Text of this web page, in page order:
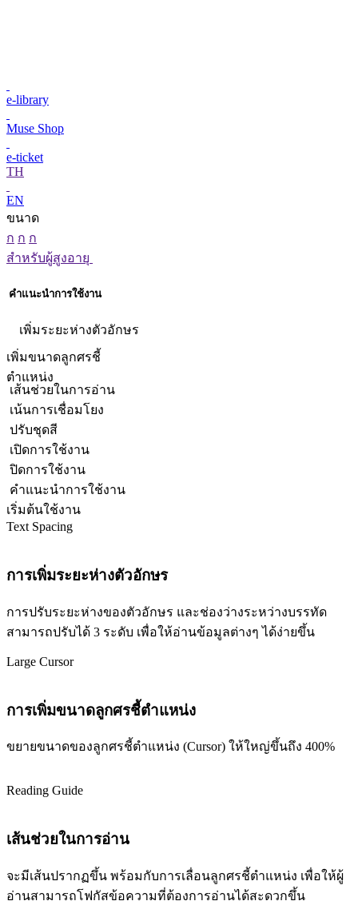
e-library
Muse Shop
e-ticket
TH
EN
ขนาด
ก ก ก
สำหรับผู้สูงอายุ
คำแนะนำการใช้งาน
เพิ่มระยะห่างตัวอักษร
เพิ่มขนาดลูกศรชี้
ตำแหน่ง
เส้นช่วยในการอ่าน
เน้นการเชื่อมโยง
ปรับชุดสี
เปิดการใช้งาน
ปิดการใช้งาน
คำแนะนำการใช้งาน
เริ่มต้นใช้งาน
Text Spacing
การเพิ่มระยะห่างตัวอักษร
การปรับระยะห่างของตัวอักษร และช่องว่างระหว่างบรรทัด
สามารถปรับได้ 3 ระดับ เพื่อให้อ่านข้อมูลต่างๆ ได้ง่ายขึ้น
Large Cursor
การเพิ่มขนาดลูกศรชี้ตำแหน่ง
ขยายขนาดของลูกศรชี้ตำแหน่ง (Cursor) ให้ใหญ่ขึ้นถึง 400%
Reading Guide
เส้นช่วยในการอ่าน
จะมีเส้นปรากฏขึ้น พร้อมกับการเลื่อนลูกศรชี้ตำแหน่ง เพื่อให้ผู้
อ่านสามารถโฟกัสข้อความที่ต้องการอ่านได้สะดวกขึ้น